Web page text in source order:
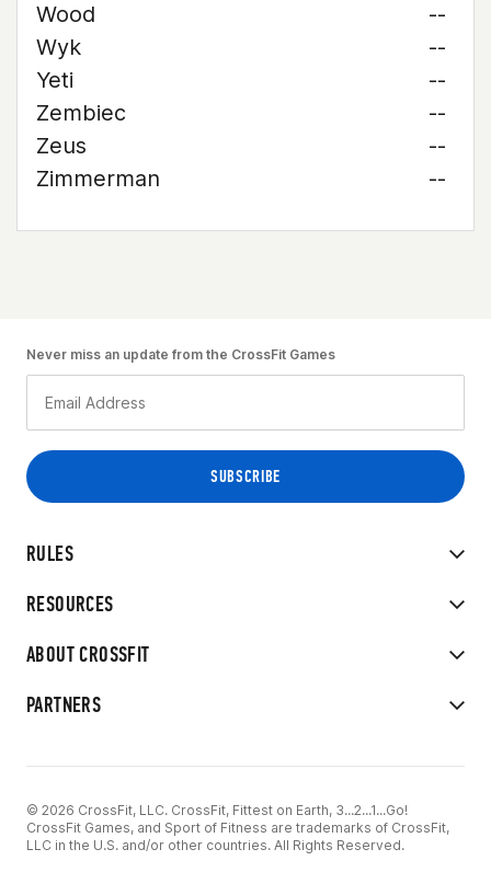
Wood
--
Wyk
--
Yeti
--
Zembiec
--
Zeus
--
Zimmerman
--
RULES
RESOURCES
ABOUT CROSSFIT
PARTNERS
Never miss an update from the CrossFit Games
© 2026 CrossFit, LLC. CrossFit, Fittest on Earth, 3...2...1...Go!
CrossFit Games, and Sport of Fitness are trademarks of CrossFit,
LLC in the U.S. and/or other countries. All Rights Reserved.